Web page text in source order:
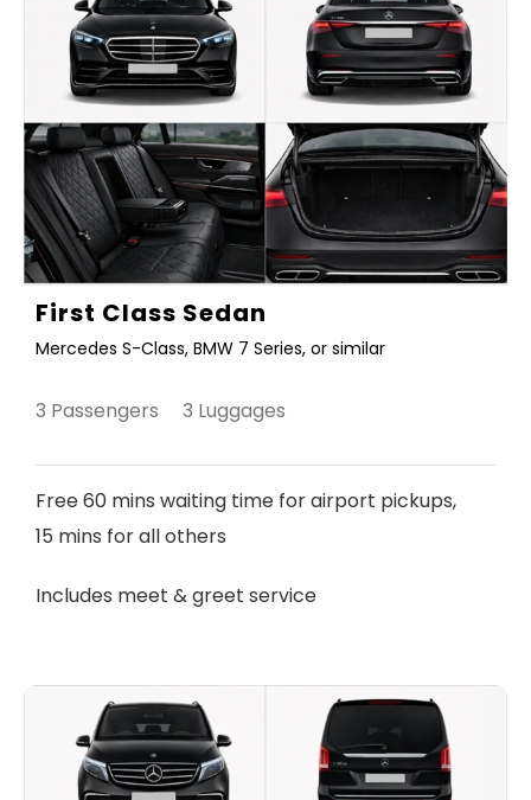
First Class Sedan
Mercedes S-Class, BMW 7 Series, or similar
3 Passengers 3 Luggages
Free 60 mins waiting time for airport pickups,
15 mins for all others
Includes meet & greet service